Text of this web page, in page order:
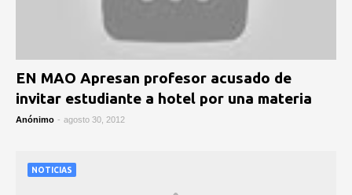
EN MAO Apresan profesor acusado de
invitar estudiante a hotel por una materia
Anónimo - agosto 30, 2012
NOTICIAS